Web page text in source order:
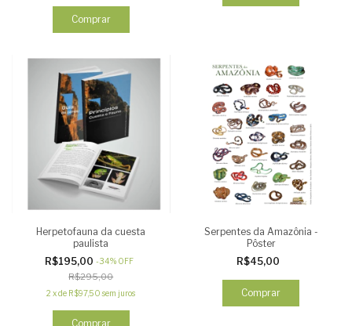
Herpetofauna da cuesta
paulista
R$195,00-34% OFF
R$295,00
2 xde R$97,50 sem juros
Serpentes da Amazônia -
Pôster
R$45,00
Comprar